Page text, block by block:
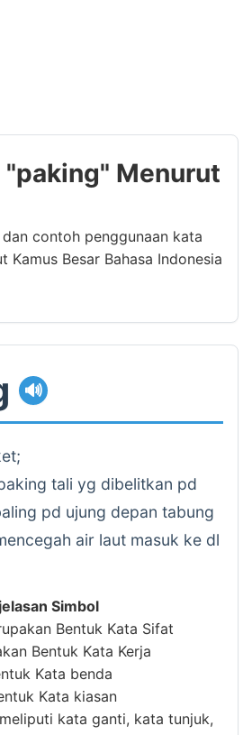
Menurut
contoh penggunaan kata
Kamus Besar Bahasa Indonesia
🔊
tali yg dibelitkan pd
pd ujung depan tabung
air laut masuk ke dl
Simbol
Bentuk Kata Sifat
Bentuk Kata Kerja
Kata benda
Kata kiasan
kata ganti, kata tunjuk,